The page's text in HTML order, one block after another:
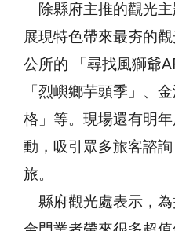
除縣府主推的觀光主
展現特色帶來最夯的
公所的 「尋找風獅爺
「烈嶼鄉芋頭季」、
格」等。現場還有明
動，吸引眾多旅客諮
旅。
縣府觀光處表示，為